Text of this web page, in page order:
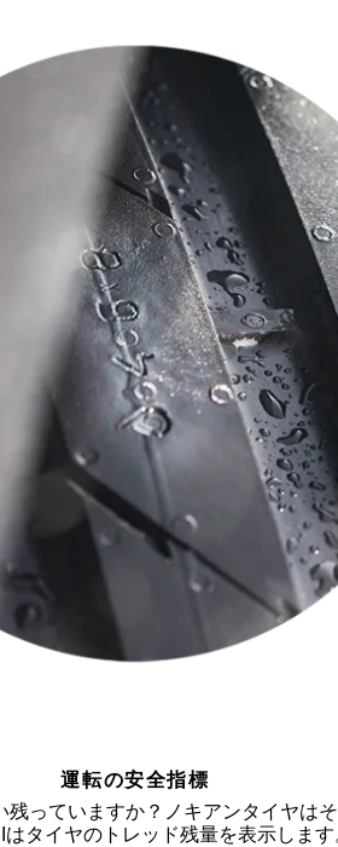
運転の安全指標
残っていますか？ノキアンタイヤは
はタイヤのトレッド残量を表示しま